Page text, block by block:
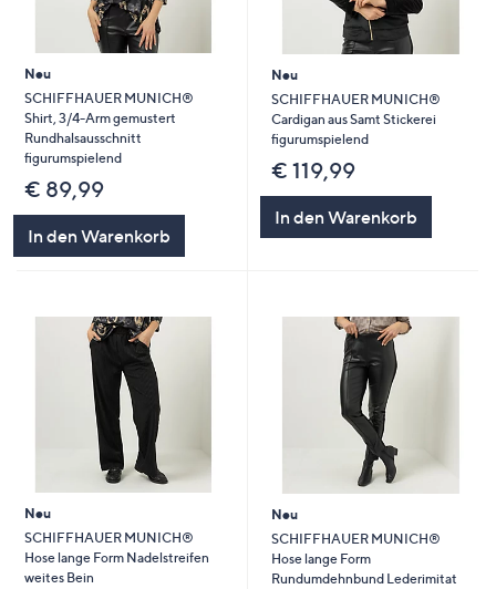
um
diese
anzuzeigen.
Neu
SCHIFFHAUER MUNICH®
Shirt, 3/4-Arm gemustert
Rundhalsausschnitt
figurumspielend
€ 89,99
In den Warenkorb
Neu
SCHIFFHAUER MUNICH®
Cardigan aus Samt Stickerei
figurumspielend
€ 119,99
In den Warenkorb
Neu
SCHIFFHAUER MUNICH®
Hose lange Form Nadelstreifen
weites Bein
Neu
SCHIFFHAUER MUNICH®
Hose lange Form
Rundumdehnbund Lederimitat